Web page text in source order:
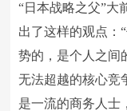
“日本战略之父”大
出了这样的观点：
势的，是个人之间
无法超越的核心竞
是一流的商务人士